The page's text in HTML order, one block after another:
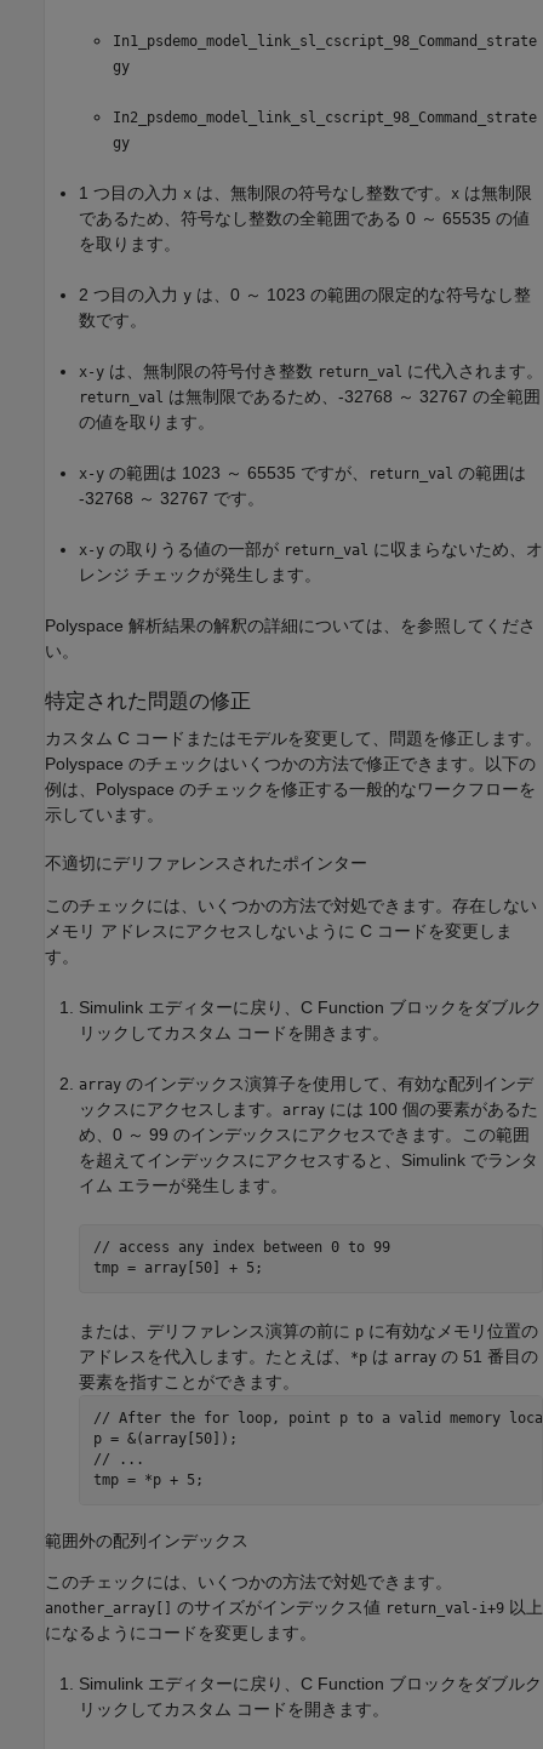
In1_psdemo_model_link_sl_cscript_98_Command_strate
gy
In2_psdemo_model_link_sl_cscript_98_Command_strate
gy
1 つ目の入力 x は、無制限の符号なし整数です。 x は無制限
であるため、符号なし整数の全範囲である 0 ～ 65535 の値
を取ります。
2 つ目の入力 y は、0 ～ 1023 の範囲の限定的な符号なし整
数です。
x-y は、無制限の符号付き整数 return_val に代入されます。
return_val
は無制限であるため、-32768 ～ 32767 の全範囲
の値を取ります。
x-y の範囲は 1023 ～ 65535 ですが、 return_val の範囲は
-32768 ～ 32767 です。
x-y の取りうる値の一部が return_val
に収まらないため、オ
レンジ チェックが発生します。
Polyspace 解析結果の解釈の詳細については、
を参照してくださ
い。
特定された問題の修正
カスタム C コードまたはモデルを変更して、問題を修正します。
Polyspace のチェックはいくつかの方法で修正できます。以下の
例は、Polyspace のチェックを修正する一般的なワークフローを
示しています。
不適切にデリファレンスされたポインター
このチェックには、いくつかの方法で対処できます。存在しない
メモリ アドレスにアクセスしないように C コードを変更しま
す。
Simulink エディターに戻り、 C Function ブロックをダブルク
リックしてカスタム コードを開きます。
array のインデックス演算子を使用して、有効な配列インデ
ックスにアクセスします。
array には 100 個の要素があるた
め、0 ～ 99 のインデックスにアクセスできます。この範囲
を超えてインデックスにアクセスすると、Simulink でランタ
イム エラーが発生します。
// access any index between 0 to 99
tmp = array[50] + 5;
または、デリファレンス演算の前に p に有効なメモリ位置の
アドレスを代入します。たとえば、
*p は array の 51 番目の
要素を指すことができます。
// After the for loop, point p to a valid memory
p = &(array[50]);
// ...
範囲外の配列インデックス
このチェックには、いくつかの方法で対処できます。
another_array[] のサイズがインデックス値 return_val-i+9 以上
になるようにコードを変更します。
Simulink エディターに戻り、 C Function ブロックをダブルク
リックしてカスタム コードを開きます。